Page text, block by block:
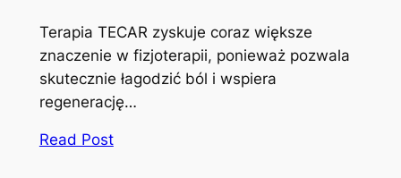
Terapia TECAR zyskuje coraz większe
znaczenie w fizjoterapii, ponieważ pozwala
skutecznie łagodzić ból i wspiera
regenerację…
Read Post